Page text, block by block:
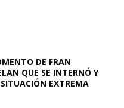
DE FRAN
QUE SE INTERNÓ Y
EXTREMA